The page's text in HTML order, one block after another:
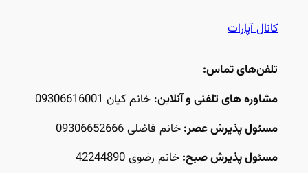
کانال آپارات
تلفن‌های تماس:
مشاوره های تلفنی و آنلاین: خانم کیان 09306616001
مسئول پذیرش عصر:خانم فاضلی 09306652666
مسئول پذیرش صبح:خانم رضوی 42244890